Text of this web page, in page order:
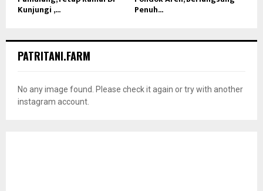
Kunjungi ,... Penuh...
PATRITANI.FARM
No any image found. Please check it again or try with another
instagram account.